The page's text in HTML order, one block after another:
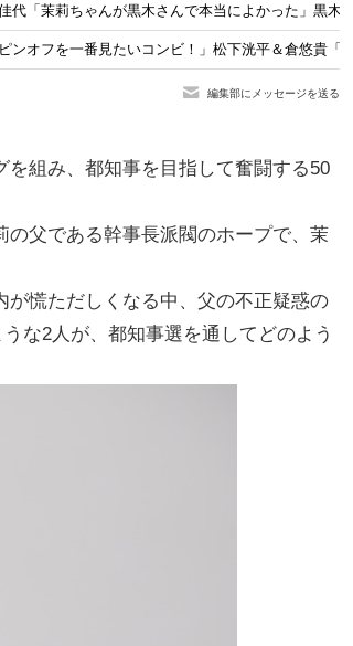
代「茉莉ちゃんが黒木さんで本当によかった」黒木
ピンオフを一番見たいコンビ！」松下洸平＆倉悠貴「
編集部にメッセージを送る
組み、都知事を目指して奮闘する50
父である幹事長派閥のホープで、茉
慌ただしくなる中、父の不正疑惑の
な2人が、都知事選を通してどのよう